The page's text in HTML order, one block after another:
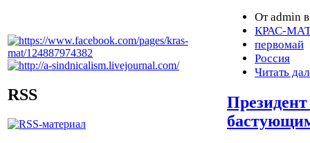
RSS
От admin
КРАС-
первомай
Россия
Читать